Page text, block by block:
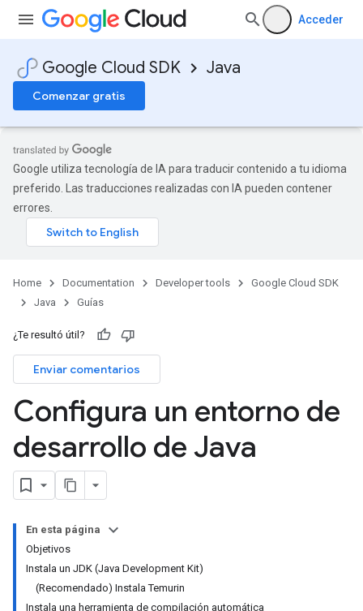
Acceder
Google Cloud SDK Java
Comenzar gratis
Google utiliza tecnología de IA para traducir contenido a tu idioma
preferido. Las traducciones realizadas con IA pueden contener
errores.
Home Documentation Developer tools
Google Cloud SDK
Java
Guías
¿Te resultó útil?
Enviar comentarios
Configura un entorno de
desarrollo de Java
En esta página
Objetivos
Instala un JDK (Java Development Kit)
(Recomendado) Instala Temurin
Instala una herramienta de compilación automática